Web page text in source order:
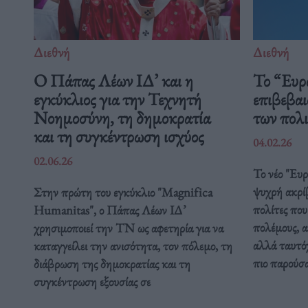
Διεθνή
Ο Πάπας Λέων ΙΔ’ και η
εγκύκλιος για την Τεχνητή
Νοημοσύνη, τη δημοκρατία
και τη συγκέντρωση ισχύος
02.06.26
Στην πρώτη του εγκύκλιο "Magnifica
Humanitas", ο Πάπας Λέων ΙΔ’
χρησιμοποιεί την ΤΝ ως αφετηρία για να
καταγγείλει την ανισότητα, τον πόλεμο, τη
διάβρωση της δημοκρατίας και τη
συγκέντρωση εξουσίας σε
Διεθνή
Το
των
04.02.26
Το νέο
ψυχρή
πολίτες
πολέμους,
αλλά
πιο